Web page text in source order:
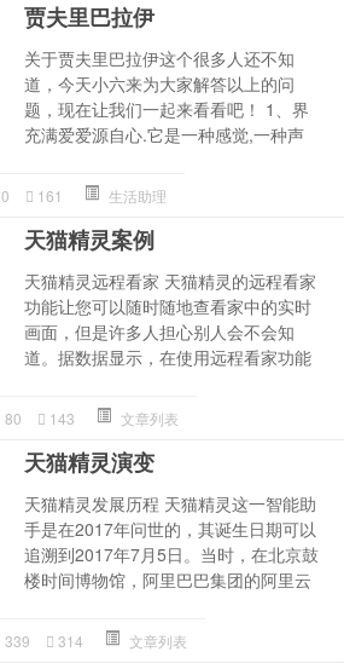
贾夫里巴拉伊
关于贾夫里巴拉伊这个很多人还不知
道，今天小六来为大家解答以上的问
题，现在让我们一起来看看吧！ 1、界
充满爱爱源自心.它是一种感觉,一种声
0 161 生活助理
天猫精灵案例
天猫精灵远程看家 天猫精灵的远程看家
功能让您可以随时随地查看家中的实时
画面，但是许多人担心别人会不会知
道。据数据显示，在使用远程看家功能
80 143 文章列表
天猫精灵演变
天猫精灵发展历程 天猫精灵这一智能助
手是在2017年问世的，其诞生日期可以
追溯到2017年7月5日。当时，在北京鼓
楼时间博物馆，阿里巴巴集团的阿里云
339 314 文章列表